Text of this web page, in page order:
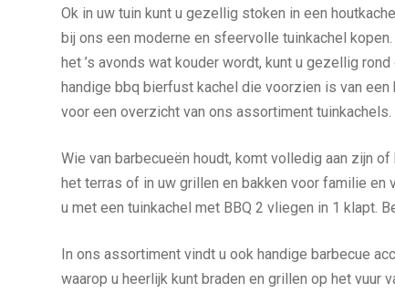
Ok in uw tuin kunt u gezellig stoken in een
bij ons een moderne en sfeervolle tuinkachel
het ’s avonds wat kouder wordt, kunt u gezellig
handige bbq bierfust kachel die voorzien is van
voor een overzicht van ons assortiment
Wie van barbecueën houdt, komt volledig aan zijn
het terras of in uw grillen en bakken voor familie
u met een tuinkachel met BBQ 2 vliegen in 1 klapt.
In ons assortiment vindt u ook handige barbecue
waarop u heerlijk kunt braden en grillen op het vuur